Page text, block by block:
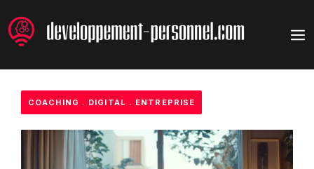
au
contenu
COACHING . DIGITAL . ENTREPRISE